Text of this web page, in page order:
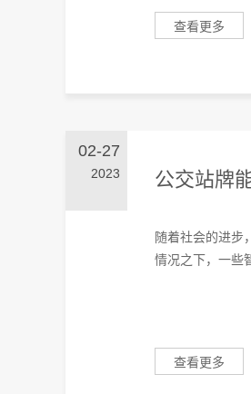
查看更多
02-27
2023 公交站牌
随着社会的进步
情况之下，一些
查看更多